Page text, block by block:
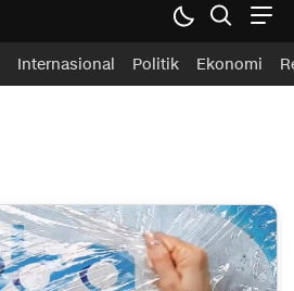
Internasional Politik Ekonomi